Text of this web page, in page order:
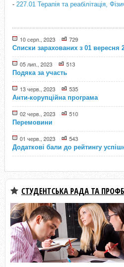
- 227.01 Терапія та реабілітація,
10 серп., 2023 729
Списки зарахованих з 01
05 лип., 2023 513
Подяка за участь
13 черв., 2023 535
Анти-корупційна програма
02 черв., 2023 510
Перемовини
01 черв., 2023 543
Додаткові бали до рейтингу
СТУДЕНТСЬКА РАДА ТА